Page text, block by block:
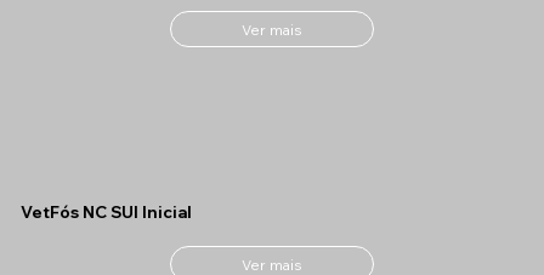
Ver mais
VetFós NC SUI Inicial
Ver mais